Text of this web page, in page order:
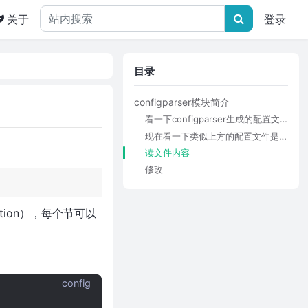
关于 登录
），每个节可以
config
目录
configparser模块简介
看一下configparser生成的配置文件的格式
现在看一下类似上方的配置文件是如何生成的
读文件内容
修改